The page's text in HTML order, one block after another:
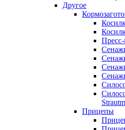
Другое
Прицепы